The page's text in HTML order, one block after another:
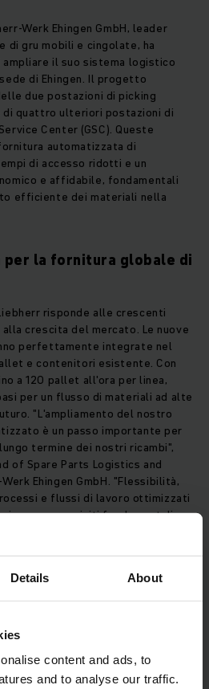
Details About
content and ads, to
and to analyse our traffic.
Werk Ehingen GmbH, leader
di gru mobili e cingolate, ha
il suo sistema logistico
di Ehingen. Il progetto
due postazioni di picking
quattro ulteriori postazioni di
Center (GSC). Queste
automatizzata di
di accesso ridotti e un
e affidabile, fondamentali
efficiente dei materiali nella
per la fornitura globale di
risponde alle crescenti
crescita del mercato. Le nuove
perfettamente integrate nel
e contenitori esistente. Con
a 120 pallet all'ora per linea,
per un flusso di materiali ad alte
"L'ampliamento del nostro
è un passo importante per
termine dei nostri ricambi",
of Spare Parts Logistics and
Ehingen GmbH. "Flessibilità,
e flussi di lavoro ottimizzati
sono requisiti fondamentali
Jungheinrich soddisfa questi